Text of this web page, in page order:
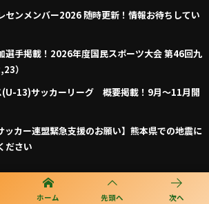
ホーム 先頭へ 次へ
センメンバー2026 随時更新！情報お待ちしてい
選手掲載！2026年度国民スポーツ大会 第46回九
）
(U-13)サッカーリーグ 概要掲載！9月～11月開
ッカー連盟緊急支援のお願い】熊本県での地震に
ださい
プライバシーポリシー